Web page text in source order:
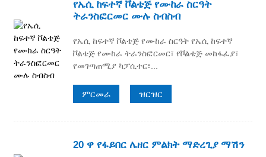
የኤሲ ከፍተኛ ቮልቴጅ የሙከራ ስርዓት
ትራንስፎርመር ሙሉ ስብስብ
የኤሲ ከፍተኛ ቮልቴጅ የሙከራ ስርዓት የኤሲ ከፍተኛ
ቮልቴጅ የሙከራ ትራንስፎርመር፣ የቮልቴጅ መከፋፈያ፣
የመገጣጠሚያ ካፓሲተር፣...
ምርመራ ዝርዝር
20 ዋ የፋይበር ሌዘር ምልክት ማድረጊያ ማሽን